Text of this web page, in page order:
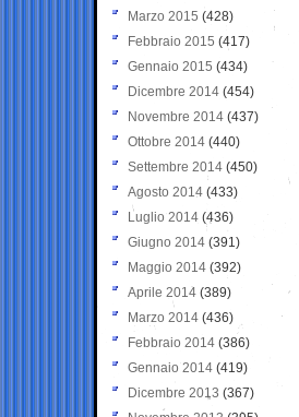
Marzo 2015 (428)
Febbraio 2015 (417)
Gennaio 2015 (434)
Dicembre 2014 (454)
Novembre 2014 (437)
Ottobre 2014 (440)
Settembre 2014 (450)
Agosto 2014 (433)
Luglio 2014 (436)
Giugno 2014 (391)
Maggio 2014 (392)
Aprile 2014 (389)
Marzo 2014 (436)
Febbraio 2014 (386)
Gennaio 2014 (419)
Dicembre 2013 (367)